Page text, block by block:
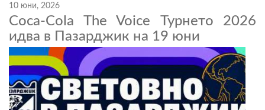
10 юни, 2026
Coca-Cola The Voice Турнето 2026
идва в Пазарджик на 19 юни